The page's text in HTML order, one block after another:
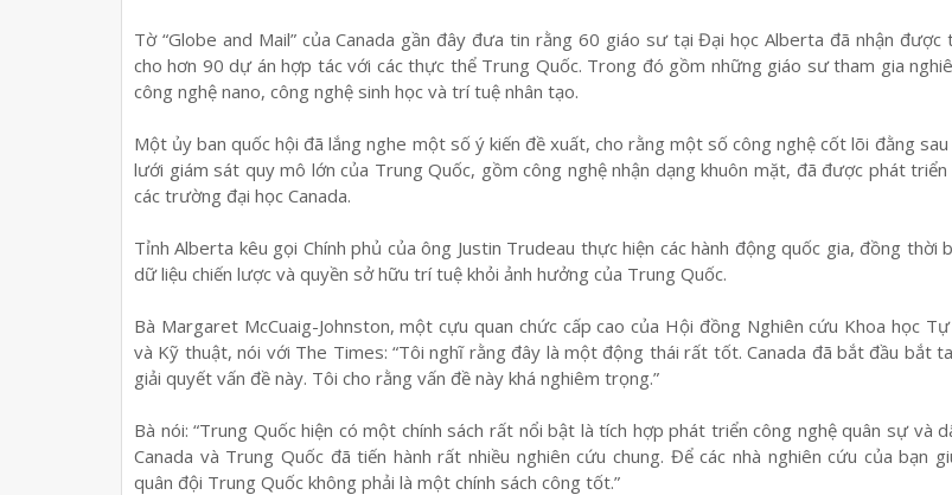
Tờ “Globe and Mail” của Canada gần đây đưa tin rằng 60 giáo sư tại Đại học Alberta đã nhận được
cho hơn 90 dự án hợp tác với các thực thể Trung Quốc. Trong đó gồm những giáo sư tham gia
công nghệ nano, công nghệ sinh học và trí tuệ nhân tạo.
Một ủy ban quốc hội đã lắng nghe một số ý kiến ​​đề xuất, cho rằng một số công nghệ cốt lõi đằng sau
lưới giám sát quy mô lớn của Trung Quốc, gồm công nghệ nhận dạng khuôn mặt, đã được phát
các trường đại học Canada.
Tỉnh Alberta kêu gọi Chính phủ của ông Justin Trudeau thực hiện các hành động quốc gia, đồng thời
dữ liệu chiến lược và quyền sở hữu trí tuệ khỏi ảnh hưởng của Trung Quốc.
Bà Margaret McCuaig-Johnston, một cựu quan chức cấp cao của Hội đồng Nghiên cứu Khoa học Tự
và Kỹ thuật, nói với The Times: “Tôi nghĩ rằng đây là một động thái rất tốt. Canada đã bắt đầu bắt
giải quyết vấn đề này. Tôi cho rằng vấn đề này khá nghiêm trọng.”
Bà nói: “Trung Quốc hiện có một chính sách rất nổi bật là tích hợp phát triển công nghệ quân sự và
Canada và Trung Quốc đã tiến hành rất nhiều nghiên cứu chung. Để các nhà nghiên cứu của bạn
quân đội Trung Quốc không phải là một chính sách công tốt.”